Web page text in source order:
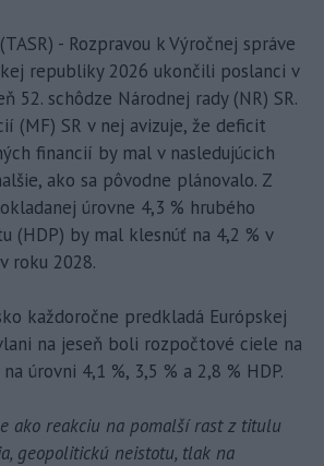
- Rozpravou k Výročnej správe
republiky 2026 ukončili poslanci v
52. schôdze Národnej rady (NR) SR.
(MF) SR v nej avizuje, že deficit
financií by mal v nasledujúcich
ako sa pôvodne plánovalo. Z
úrovne 4,3 % hrubého
(HDP) by mal klesnúť na 4,2 % v
roku 2028.
každoročne predkladá Európskej
na jeseň boli rozpočtové ciele na
úrovni 4,1 %, 3,5 % a 2,8 % HDP.
ako reakciu na pomalší rast z titulu
geopolitickú neistotu, tlak na